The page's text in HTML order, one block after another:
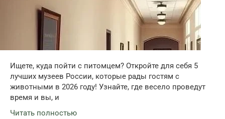
Ищете, куда пойти с питомцем? Откройте для себя 5
лучших музеев России, которые рады гостям с
животными в 2026 году! Узнайте, где весело проведут
время и вы, и
Читать полностью